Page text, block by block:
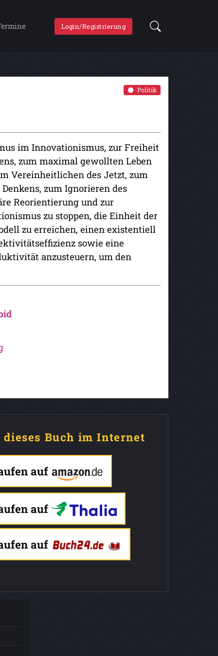
Login/Registrierung
Politik
im Innovationismus, zur Freiheit
zum maximal gewollten Leben
Vereinheitlichen des Jetzt, zum
zum Ignorieren des
Reorientierung und zur
zu stoppen, die Einheit der
zu erreichen, einen existentiell
sowie eine
anzusteuern, um den
dieses Buch im Internet
auf
auf
auf